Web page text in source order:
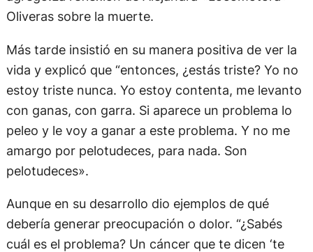
Oliveras sobre la muerte.
Más tarde insistió en su manera positiva de ver la
vida y explicó que “entonces, ¿estás triste? Yo no
estoy triste nunca. Yo estoy contenta, me levanto
con ganas, con garra. Si aparece un problema lo
peleo y le voy a ganar a este problema. Y no me
amargo por pelotudeces, para nada. Son
pelotudeces».
Aunque en su desarrollo dio ejemplos de qué
debería generar preocupación o dolor. “¿Sabés
cuál es el problema? Un cáncer que te dicen ‘te